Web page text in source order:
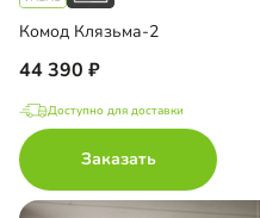
Комод Клязьма-2
44 390
Доступно для доставки
Заказать